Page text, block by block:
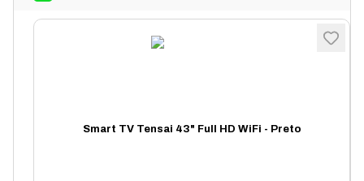
Smart TV Tensai 43" Full HD WiFi - Preto